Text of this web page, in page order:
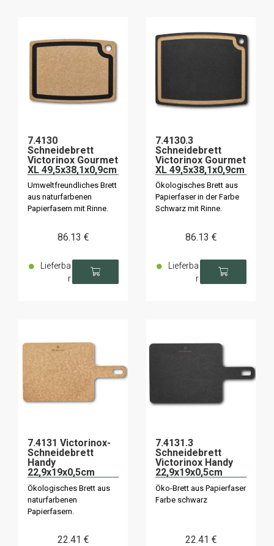
7.4130
Schneidebrett
Victorinox Gourmet
XL 49,5x38,1x0,9cm
natur
Umweltfreundliches Brett
aus naturfarbenen
Papierfasern mit Rinne.
86.13 €
Lieferba
r
7.4130.3
Schneidebrett
Victorinox Gourmet
XL 49,5x38,1x0,9cm
schwarz
Ökologisches Brett aus
Papierfaser in der Farbe
Schwarz mit Rinne.
86.13 €
Lieferba
r
7.4131 Victorinox-
Schneidebrett
Handy
22,9x19x0,5cm
naturfarben
Ökologisches Brett aus
naturfarbenen
Papierfasern.
22.41 €
7.4131.3
Schneidebrett
Victorinox Handy
22,9x19x0,5cm
schwarz
Öko-Brett aus Papierfaser
Farbe schwarz
22.41 €